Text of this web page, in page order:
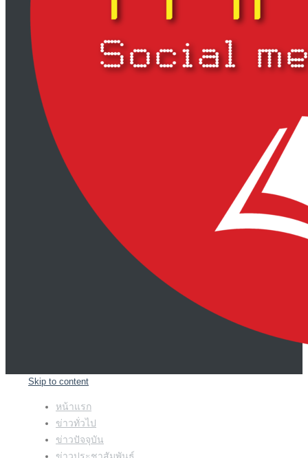
Skip to content
หน้าแรก
ข่าวทั่วไป
ข่าวปัจจุบัน